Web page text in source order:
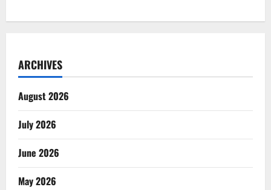
ARCHIVES
August 2026
July 2026
June 2026
May 2026